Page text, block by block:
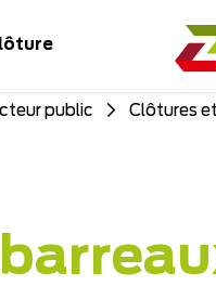
public Clôtures